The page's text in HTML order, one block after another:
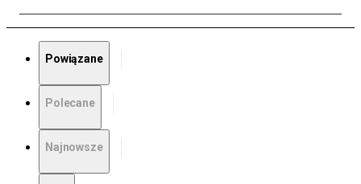
Powiązane
Polecane
Najnowsze